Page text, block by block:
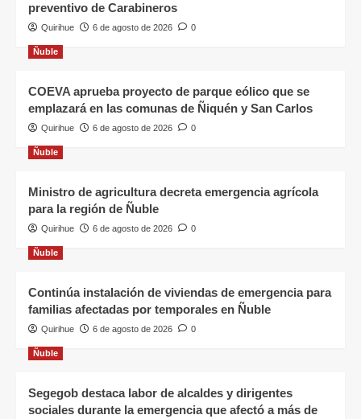
preventivo de Carabineros
Quirihue 6 de agosto de 2026 0
Ñuble
COEVA aprueba proyecto de parque eólico que se
emplazará en las comunas de Ñiquén y San Carlos
Quirihue 6 de agosto de 2026 0
Ñuble
Ministro de agricultura decreta emergencia agrícola
para la región de Ñuble
Quirihue 6 de agosto de 2026 0
Ñuble
Continúa instalación de viviendas de emergencia para
familias afectadas por temporales en Ñuble
Quirihue 6 de agosto de 2026 0
Ñuble
Segegob destaca labor de alcaldes y dirigentes
sociales durante la emergencia que afectó a más de